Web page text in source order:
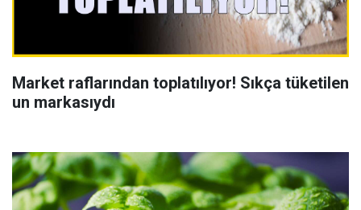
Market raflarından toplatılıyor! Sıkça tüketilen
un markasıydı